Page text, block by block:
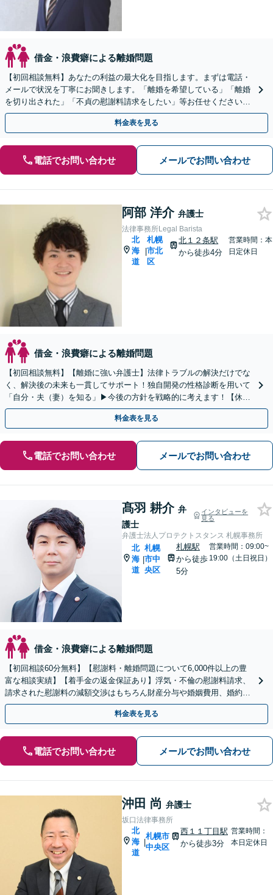
借金・浪費癖による離婚問題
【初回相談無料】あなたの利益の最大化を目指します。まずは電話・
メールで状況を丁寧にお聞きします。「離婚を希望している」「離婚
を切り出された」「不貞の慰謝料請求をしたい」等お任せください。
【リーズナブルな料金設定】
料金表を見る
電話でお問い合わせ メールでお問い合わせ
阿部 洋介 弁護士
法律事務所Legal Barista
北
海
道
|
札幌
市北
区
北１２条駅
から徒歩4分
営業時間：本
日定休日
借金・浪費癖による離婚問題
【初回相談無料】【離婚に強い弁護士】法律トラブルの解決だけでな
く、解決後の未来も一貫してサポート！独自開発の性格診断を用いて
「自分・夫（妻）を知る」▶︎今後の方針を戦略的に考えます！【休
日・夜間対応】【オンライン相談OK】【札幌駅5分】
料金表を見る
電話でお問い合わせ メールでお問い合わせ
髙羽 耕介 弁
護士
インタビューを
見る
弁護士法人プロテクトスタンス 札幌事務所
北
海
道
|
札幌
市中
央区
札幌駅
から徒歩
5分
営業時間：09:00~
19:00（土日祝日）
借金・浪費癖による離婚問題
【初回相談60分無料】【慰謝料・離婚問題について6,000件以上の豊
富な相談実績】【着手金の返金保証あり】浮気・不倫の慰謝料請求、
請求された慰謝料の減額交渉はもちろん財産分与や婚姻費用、婚約破
棄など様々な離婚・男女問題の解決実績が豊富です。
料金表を見る
電話でお問い合わせ メールでお問い合わせ
沖田 尚 弁護士
坂口法律事務所
北
海
道
|
札幌市
中央区
西１１丁目駅
から徒歩3分
営業時間：
本日定休日